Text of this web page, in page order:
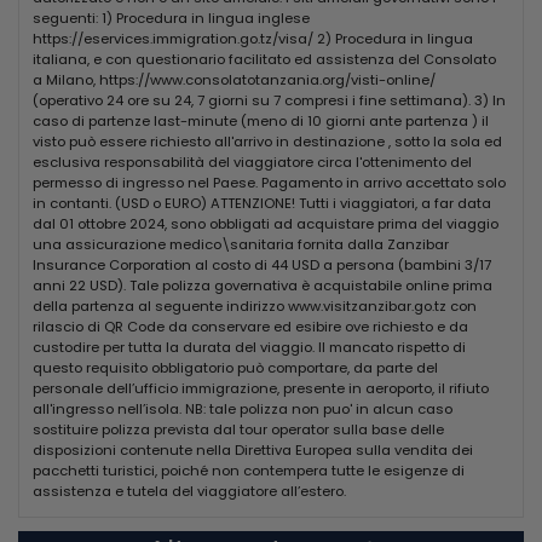
succhi di frutta e il caffè espresso.
SPIAGGIA
Una lunga spiaggia di sabbia bianca attrezzata con
ombrelloni e lettini prendisole.
SPORT E ATTIVITA'
Gratuite: tennis (2 campi in mateco con illuminazione), tiro
con larco, snorkeling, beach volley, beach soccer, fi tness,
ginnastica acquatica, bocce, ping-pong.
A pagamento: attività subacquee.
CENTRO SUBAQUEO
Il Club si avvale della collaborazione del vicino Centro
Subacqueo Rising Sun Dive Center che opera sullisola dal
1997. Istruttori esperti e qualifi cati vi accompagneranno
alla scoperta del mondo sottomarino. Il Centro offre lintera
gamma dei corsi PADI. Presso il Centro è possibile
noleggiare lattrezzatura snorkeling e tutto loccorrente più
allavanguardia per le immersioni (a pagamento). Il reef
ancora intatto sulla costa orientale offre una grande
varietà di vita marina e bellissimi punti dimmersione a
seguenti: 1) Procedura in lingua inglese
https://eservices.immigration.go.tz/visa/ 2) Procedura in lingua
italiana, e con questionario facilitato ed assistenza del Consolato
a Milano, https://www.consolatotanzania.org/visti-online/
(operativo 24 ore su 24, 7 giorni su 7 compresi i fine settimana). 3) In
caso di partenze last-minute (meno di 10 giorni ante partenza ) il
visto può essere richiesto all'arrivo in destinazione , sotto la sola ed
esclusiva responsabilità del viaggiatore circa l'ottenimento del
permesso di ingresso nel Paese. Pagamento in arrivo accettato solo
in contanti. (USD o EURO) ATTENZIONE! Tutti i viaggiatori, a far data
dal 01 ottobre 2024, sono obbligati ad acquistare prima del viaggio
una assicurazione medico\sanitaria fornita dalla Zanzibar
Insurance Corporation al costo di 44 USD a persona (bambini 3/17
anni 22 USD). Tale polizza governativa è acquistabile online prima
della partenza al seguente indirizzo www.visitzanzibar.go.tz con
rilascio di QR Code da conservare ed esibire ove richiesto e da
custodire per tutta la durata del viaggio. Il mancato rispetto di
questo requisito obbligatorio può comportare, da parte del
personale dell’ufficio immigrazione, presente in aeroporto, il rifiuto
all'ingresso nell’isola. NB: tale polizza non puo' in alcun caso
sostituire polizza prevista dal tour operator sulla base delle
disposizioni contenute nella Direttiva Europea sulla vendita dei
pacchetti turistici, poiché non contempera tutte le esigenze di
assistenza e tutela del viaggiatore all’estero.